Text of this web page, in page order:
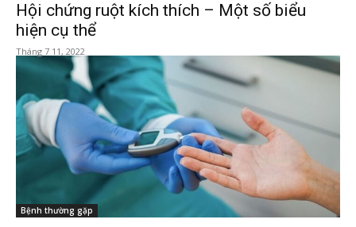
Hội chứng ruột kích thích – Một số biểu
hiện cụ thể
Tháng 7 11, 2022
Bệnh thường gặp